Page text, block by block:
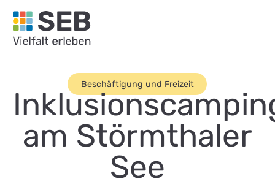
SEB Leipzig, Vielfalt erleben - zur Startseite
Beschäftigung und Freizeit
am Störmthaler
See